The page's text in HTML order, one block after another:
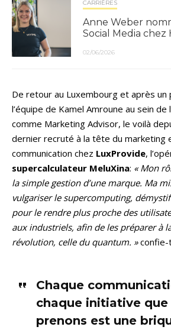
CARRIÈRES
Anne Weber
Social Media chez
02/06/2026
De retour au Luxembourg et après un
l’équipe de Kamel Amroune au sein de
comme Marketing Advisor, le voilà
dernier recruté à la tête du marketing
communication chez LuxProvide,
supercalculateur MeluXina: « Mon
la simple gestion d’une marque. Ma
vulgariser le supercomputing,
pour le rendre plus proche des
aux industriels, afin de les préparer à
révolution, celle du quantum. »confie-
Chaque
chaque initiative que
prenons est une